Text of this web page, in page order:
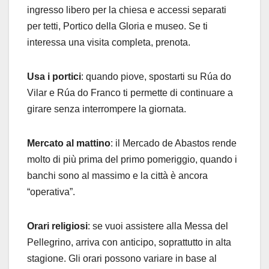
ingresso libero per la chiesa e accessi separati
per tetti, Portico della Gloria e museo. Se ti
interessa una visita completa, prenota.
Usa i portici: quando piove, spostarti su Rúa do
Vilar e Rúa do Franco ti permette di continuare a
girare senza interrompere la giornata.
Mercato al mattino: il Mercado de Abastos rende
molto di più prima del primo pomeriggio, quando i
banchi sono al massimo e la città è ancora
“operativa”.
Orari religiosi: se vuoi assistere alla Messa del
Pellegrino, arriva con anticipo, soprattutto in alta
stagione. Gli orari possono variare in base al